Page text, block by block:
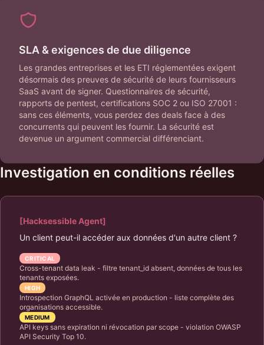
SLA & exigences de due diligence
Les grandes entreprises et les ETI réglementées exigent
désormais des preuves de sécurité de leurs fournisseurs
SaaS avant de signer. Questionnaires de sécurité,
rapports de pentest, certifications SOC 2 ou ISO 27001 :
sans ces éléments, vous perdez des deals face à des
concurrents qui peuvent les fournir. La sécurité est
devenue un argument commercial différenciant.
Investigation en conditions réelles
[Hacksessible Agent]
Un client peut-il accéder aux données d'un autre client ?
CRITICAL
Cross-tenant data leak - filtre tenant_id absent, données de tous les
tenants exposées.
HIGH
Introspection GraphQL activée en production - liste complète des
organisations accessible.
MEDIUM
API keys sans expiration ni révocation par scope - violation OWASP
API Security Top 10.